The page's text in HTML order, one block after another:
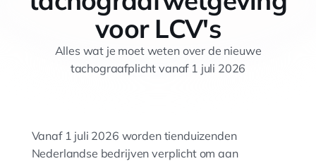
voor LCV's
Alles wat je moet weten over de nieuwe
tachograafplicht vanaf 1 juli 2026
Vanaf 1 juli 2026 worden tienduizenden
Nederlandse bedrijven verplicht om aan